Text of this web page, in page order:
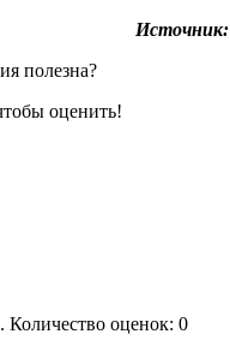
Источник:
полезна?
оценить!
Количество оценок: 0